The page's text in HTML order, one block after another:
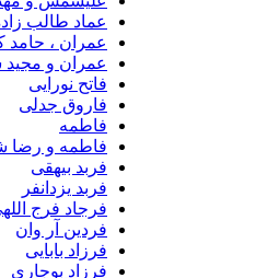
عماد طالب زاده
عمران ، حامد کاظم پور
عمران و مجید سنسی و
فاتح نورایی
فاروق جدلی
فاطمه و رضا شیری
فربد بیهقی
فربد یزدانفر
فرجاد فرج اللهی
فردین آر وان
فرزاد بابایی
فرزاد بوجاری